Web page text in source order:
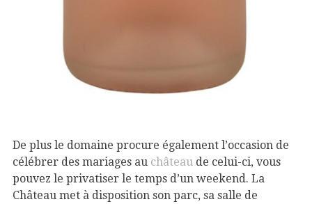
De plus le domaine procure également l’occasion de
célébrer des mariages au château de celui-ci, vous
pouvez le privatiser le temps d’un weekend. La
Château met à disposition son parc, sa salle de